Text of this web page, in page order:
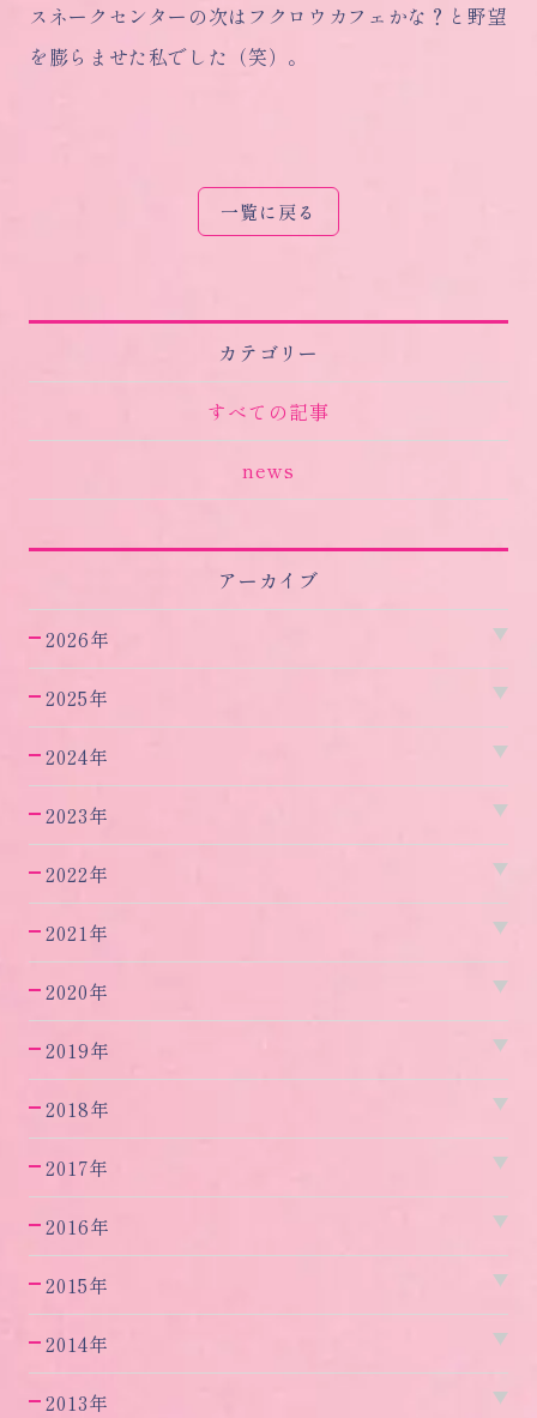
カテゴリー
すべての記事
news
アーカイブ
2026年
2025年
2024年
2023年
2022年
2021年
2020年
2019年
2018年
2017年
2016年
2015年
2014年
2013年
スネークセンターの次はフクロウカフェかな？と野望
を膨らませた私でした（笑）。
一覧に戻る